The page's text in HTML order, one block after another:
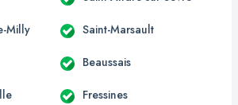
Milly Saint-Marsault
Beaussais
Fressines